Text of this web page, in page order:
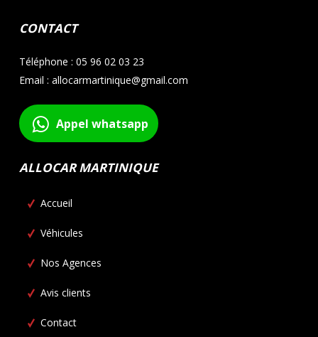
CONTACT
Téléphone : 05 96 02 03 23
Email : allocarmartinique@gmail.com
Appel whatsapp
ALLOCAR MARTINIQUE
Accueil
Véhicules
Nos Agences
Avis clients
Contact